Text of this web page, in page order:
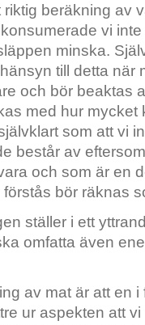
riktig beräkning av
vi
minska.
till detta när
och bör beaktas
med hur mycket
som att vi
består av
och som är en
bör räknas
ställer i ett
omfatta även
av mat är att en
ur aspekten att